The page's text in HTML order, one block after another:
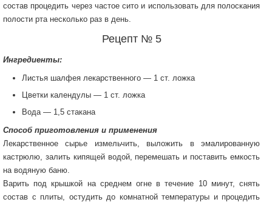
состав процедить через частое сито и использовать для полоскания
полости рта несколько раз в день.
Рецепт № 5
Ингредиенты:
Листья шалфея лекарственного — 1 ст. ложка
Цветки календулы — 1 ст. ложка
Вода — 1,5 стакана
Способ приготовления и применения
Лекарственное сырье измельчить, выложить в эмалированную
кастрюлю, залить кипящей водой, перемешать и поставить емкость
на водяную баню.
Варить под крышкой на среднем огне в течение 10 минут, снять
состав с плиты, остудить до комнатной температуры и процедить